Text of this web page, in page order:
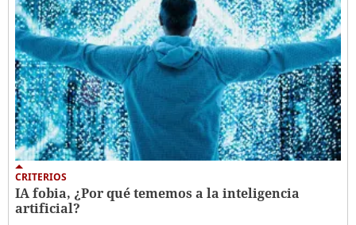
CRITERIOS
IA fobia, ¿Por qué tememos a la inteligencia
artificial?